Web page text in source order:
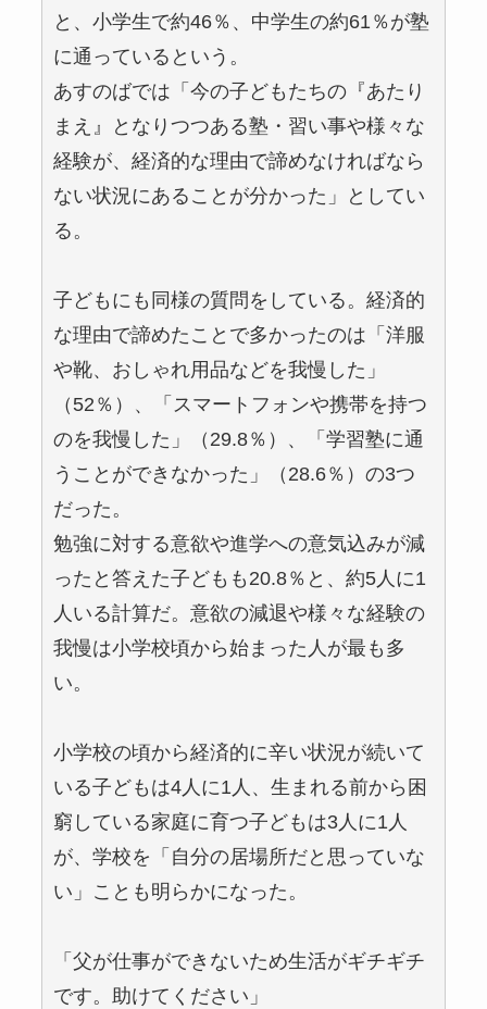
と、小学生で約46％、中学生の約61％が塾
に通っているという。
あすのばでは「今の子どもたちの『あたり
まえ』となりつつある塾・習い事や様々な
経験が、経済的な理由で諦めなければなら
ない状況にあることが分かった」としてい
る。
子どもにも同様の質問をしている。経済的
な理由で諦めたことで多かったのは「洋服
や靴、おしゃれ用品などを我慢した」
（52％）、「スマートフォンや携帯を持つ
のを我慢した」（29.8％）、「学習塾に通
うことができなかった」（28.6％）の3つ
だった。
勉強に対する意欲や進学への意気込みが減
ったと答えた子どもも20.8％と、約5人に1
人いる計算だ。意欲の減退や様々な経験の
我慢は小学校頃から始まった人が最も多
い。
小学校の頃から経済的に辛い状況が続いて
いる子どもは4人に1人、生まれる前から困
窮している家庭に育つ子どもは3人に1人
が、学校を「自分の居場所だと思っていな
い」ことも明らかになった。
「父が仕事ができないため生活がギチギチ
です。助けてください」